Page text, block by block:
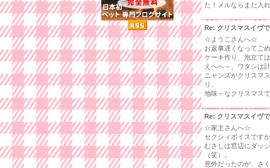
た！メルならまだ入
Re: クリスマスイヴ
☆ようこさんへ☆
お返事遅くなってご
ケーキ作り、泡立て
えへへ～、ワタシは
ニャンズがクリスマ
り。
地味～なクリスマス
Re: クリスマスイヴ
☆家主さんへ☆
セクシィボイスです
むさしは窓辺にダッ
（笑）。
意外だったのが、さ